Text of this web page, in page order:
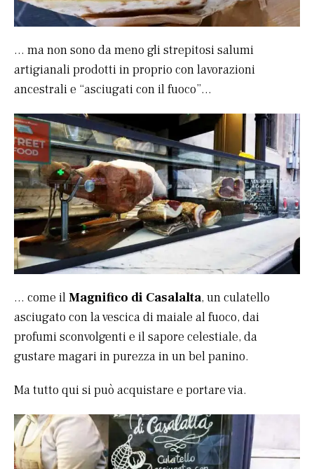
… ma non sono da meno gli strepitosi salumi
artigianali prodotti in proprio con lavorazioni
ancestrali e “asciugati con il fuoco”…
… come ilMagnifico di Casalalta, un culatello
asciugato con la vescica di maiale al fuoco, dai
profumi sconvolgenti e il sapore celestiale, da
gustare magari in purezza in un bel panino.
Ma tutto qui si può acquistare e portare via.